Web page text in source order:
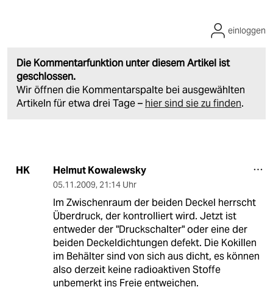
Die Kommentarfunktion unter diesem Artikel ist
geschlossen.
Wir öffnen die Kommentarspalte bei ausgewählten
Artikeln für etwa drei Tage – hier sind sie zu finden.
einloggen
HK Helmut Kowalewsky
05.11.2009, 21:14 Uhr
Im Zwischenraum der beiden Deckel herrscht
Überdruck, der kontrolliert wird. Jetzt ist
entweder der "Druckschalter" oder eine der
beiden Deckeldichtungen defekt. Die Kokillen
im Behälter sind von sich aus dicht, es können
also derzeit keine radioaktiven Stoffe
unbemerkt ins Freie entweichen.